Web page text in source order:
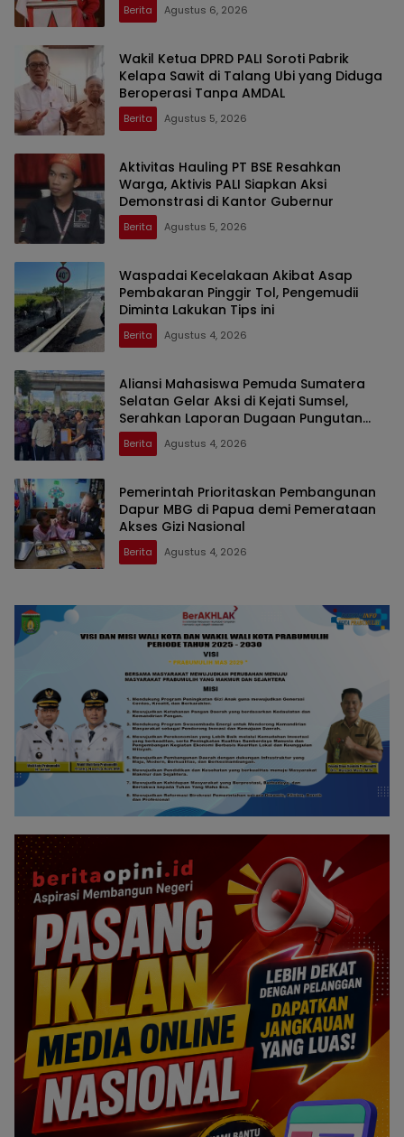
Berita Agustus 6, 2026
Wakil Ketua DPRD PALI Soroti Pabrik
Kelapa Sawit di Talang Ubi yang Diduga
Beroperasi Tanpa AMDAL
Berita Agustus 5, 2026
Aktivitas Hauling PT BSE Resahkan
Warga, Aktivis PALI Siapkan Aksi
Demonstrasi di Kantor Gubernur
Berita Agustus 5, 2026
Waspadai Kecelakaan Akibat Asap
Pembakaran Pinggir Tol, Pengemudii
Diminta Lakukan Tips ini
Berita Agustus 4, 2026
Aliansi Mahasiswa Pemuda Sumatera
Selatan Gelar Aksi di Kejati Sumsel,
Serahkan Laporan Dugaan Pungutan
Dana BOS dan Sertifikasi Guru di Ogan
Ilir
Berita Agustus 4, 2026
Pemerintah Prioritaskan Pembangunan
Dapur MBG di Papua demi Pemerataan
Akses Gizi Nasional
Berita Agustus 4, 2026